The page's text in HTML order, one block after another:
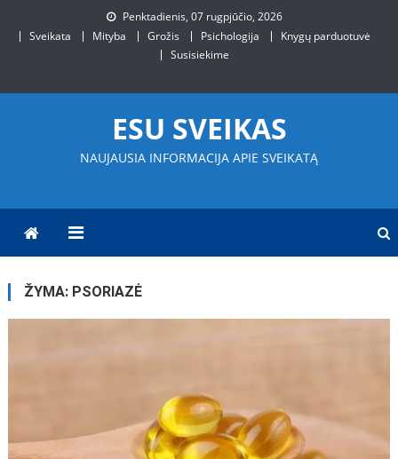
Penktadienis, 07 rugpjūčio, 2026
Sveikata
Mityba Grožis Psichologija
Knygų parduotuvė
Susisiekime
ESU SVEIKAS
NAUJAUSIA INFORMACIJA APIE SVEIKATĄ
ŽYMA: PSORIAZĖ